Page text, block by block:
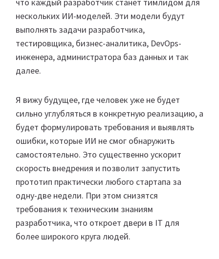
нескольких ИИ-моделей. Эти модели будут
выполнять задачи разработчика,
тестировщика, бизнес-аналитика, DevOps-
инженера, администратора баз данных и так
далее.
Я вижу будущее, где человек уже не будет
сильно углубляться в конкретную реализацию, а
будет формулировать требования и выявлять
ошибки, которые ИИ не смог обнаружить
самостоятельно. Это существенно ускорит
скорость внедрения и позволит запустить
прототип практически любого стартапа за
одну-две недели. При этом снизятся
требования к техническим знаниям
разработчика, что откроет двери в IT для
более широкого круга людей.